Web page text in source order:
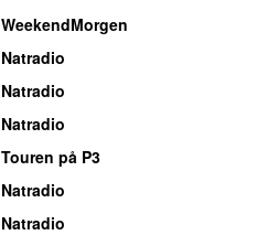
WeekendMorgen
Natradio
Natradio
Natradio
Touren på P3
Natradio
Natradio